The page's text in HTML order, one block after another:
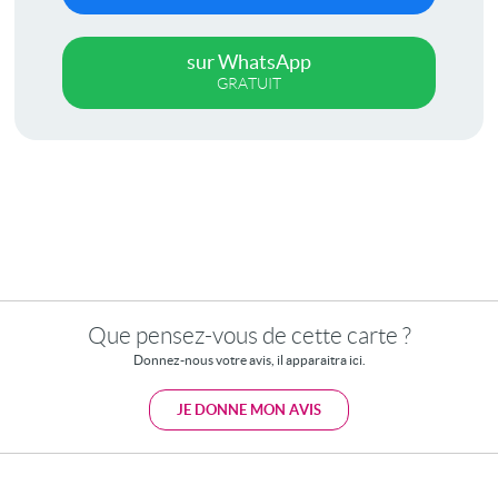
sur WhatsApp
GRATUIT
Que pensez-vous de cette carte ?
Donnez-nous votre avis, il apparaitra ici.
JE DONNE MON AVIS